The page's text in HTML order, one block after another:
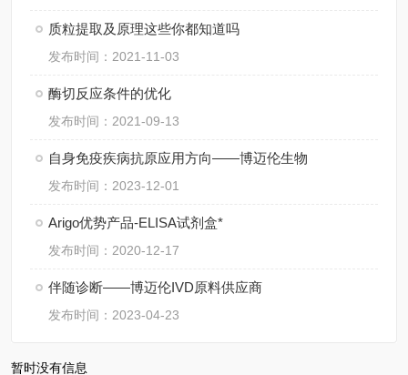
质粒提取及原理这些你都知道吗
发布时间：2021-11-03
酶切反应条件的优化
发布时间：2021-09-13
自身免疫疾病抗原应用方向——博迈伦生物
发布时间：2023-12-01
Arigo优势产品-ELISA试剂盒*
发布时间：2020-12-17
伴随诊断——博迈伦IVD原料供应商
发布时间：2023-04-23
暂时没有信息